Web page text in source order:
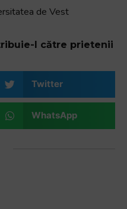
de Vest
l către prietenii
Twitter
WhatsApp